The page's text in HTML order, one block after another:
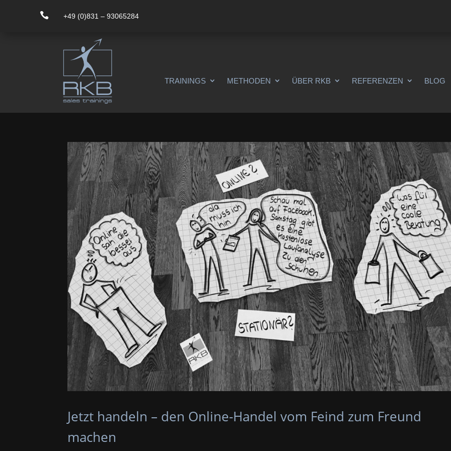
 +49 (0)831 – 93065284
TRAININGS METHODEN ÜBER RKB REFERENZEN BLOG
Jetzt handeln – den Online-Handel vom Feind zum Freund
machen